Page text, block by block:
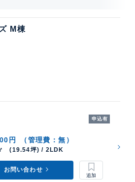
M棟
申込有
円
（管理費：無）
(19.54坪) / 2LDK
お問い合わせ